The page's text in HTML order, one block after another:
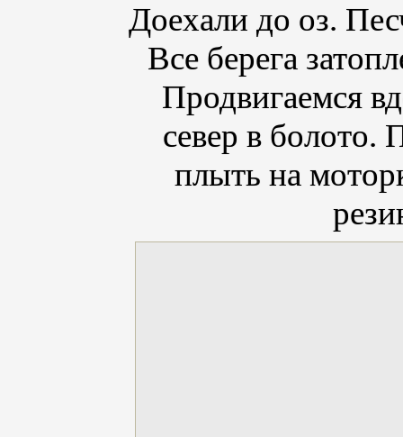
Доехали до оз.
Все берега
Продвигаемся
север в болото.
плыть на